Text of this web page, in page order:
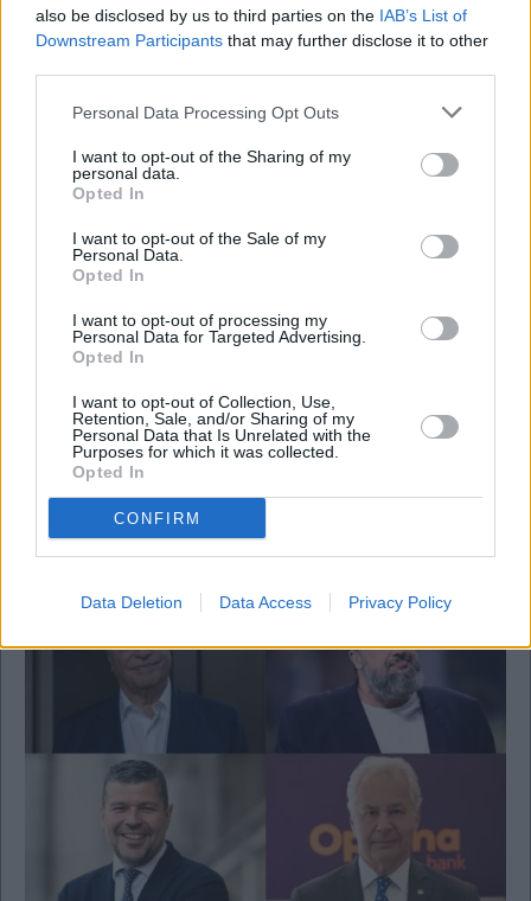
also be disclosed by us to third parties on the IAB’s List of
Downstream Participants that may further disclose it to other
Personal Data Processing Opt Outs
I want to opt-out of the Sharing of my
personal data.
Opted In
I want to opt-out of the Sale of my
Personal Data.
Opted In
I want to opt-out of processing my
Personal Data for Targeted Advertising.
Opted In
I want to opt-out of Collection, Use,
Retention, Sale, and/or Sharing of my
Personal Data that Is Unrelated with the
Purposes for which it was collected.
Opted In
CONFIRM
Data Deletion Data Access Privacy Policy
and
Terms
of
Service
των short – Όλο το παρασκήνιο
Η απαγόρευση έφερε… συμφωνία-ρεκόρ με
23,4 εκατ. ευρώ στη Μάντσεστερ Γιουνάιτεντ